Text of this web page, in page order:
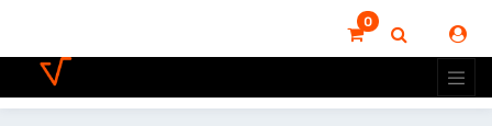
0